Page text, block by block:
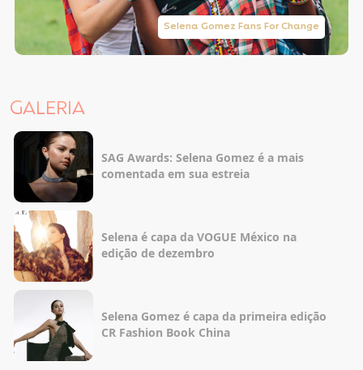
Selena Gomez Fans For Change
GALERIA
SAG Awards: Selena Gomez é a mais
comentada em sua estreia
Selena é capa da VOGUE México na
edição de dezembro
Selena Gomez é capa da primeira edição
CR Fashion Book China